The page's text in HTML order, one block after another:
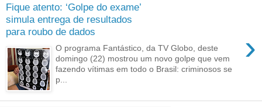
Fique atento: ‘Golpe do exame’
simula entrega de resultados
para roubo de dados
›
O programa Fantástico, da TV Globo, deste
domingo (22) mostrou um novo golpe que vem
fazendo vítimas em todo o Brasil: criminosos se
p...